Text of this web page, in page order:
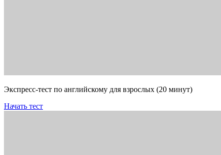
Экспресс-тест по английскому для взрослых (20 минут)
Начать тест